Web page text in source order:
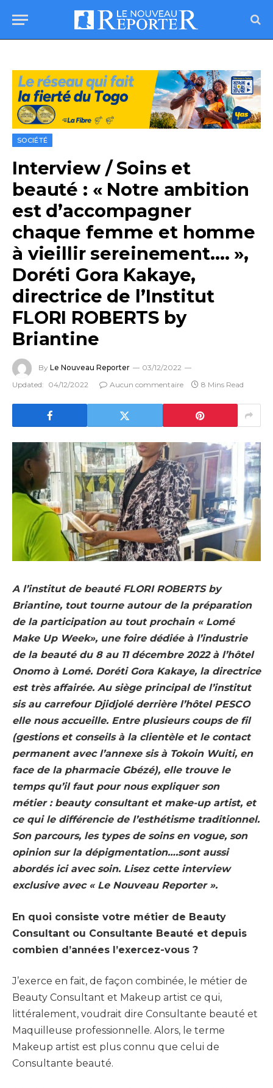
SOCIÉTÉ
Interview / Soins et
beauté : « Notre ambition
est d’accompagner
chaque femme et homme
à vieillir sereinement…. »,
Doréti Gora Kakaye,
directrice de l’Institut
FLORI ROBERTS by
Briantine
By Le Nouveau Reporter
03/12/2022
Updated: 04/12/2022 Aucun commentaire 8 Mins Read
A l’institut de beauté FLORI ROBERTS by
Briantine, tout tourne autour de la préparation
de la participation au tout prochain « Lomé
Make Up Week», une foire dédiée à l’industrie
de la beauté du 8 au 11 décembre 2022 à l’hôtel
Onomo à Lomé. Doréti Gora Kakaye, la directrice
est très affairée. Au siège principal de l’institut
sis au carrefour Djidjolé derrière l’hôtel PESCO
elle nous accueille. Entre plusieurs coups de fil
(gestions et conseils à la clientèle et le contact
permanent avec l’annexe sis à Tokoin Wuiti, en
face de la pharmacie Gbézé), elle trouve le
temps qu’il faut pour nous expliquer son
métier : beauty consultant et make-up artist, et
ce qui le différencie de l’esthétisme traditionnel.
Son parcours, les types de soins en vogue, son
opinion sur la dépigmentation….sont aussi
abordés ici avec soin. Lisez cette interview
exclusive avec « Le Nouveau Reporter ».
En quoi consiste votre métier de Beauty
Consultant ou Consultante Beauté et depuis
combien d’années l’exercez-vous ?
J’exerce en fait, de façon combinée, le métier de
Beauty Consultant et Makeup artist ce qui,
littéralement, voudrait dire Consultante beauté et
Maquilleuse professionnelle. Alors, le terme
Makeup artist est plus connu que celui de
Consultante beauté.